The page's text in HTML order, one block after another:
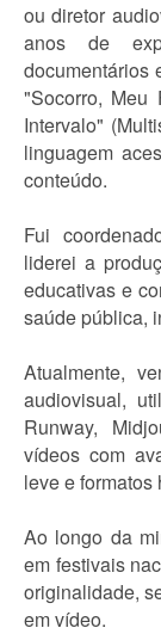
ou diretor
anos de
documentários
"Socorro,
Intervalo"
linguagem
conteúdo.
Fui
liderei a
educativas e
saúde pública,
Atualmente,
audiovisual,
Runway,
vídeos com
leve e
Ao longo da
em festivais
originalidade,
em vídeo.